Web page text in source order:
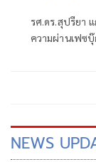
รศ.ดร.สุปรียา
ความผ่านเฟซ
NEWS